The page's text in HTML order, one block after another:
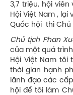
3,7 triệu, hội
Hội Việt Nam ,
Quốc hội thì Chủ
Chủ tịch Phan
của một quá
Hội Việt Nam tôi
thời gian hạnh
lãnh đạo các
hội để tôi làm